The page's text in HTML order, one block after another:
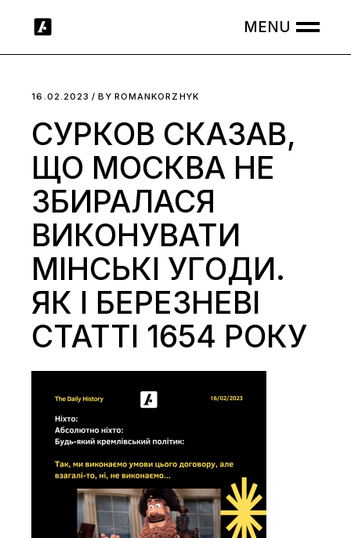
16.02.2023 BY ROMANKORZHYK
СУРКОВ СКАЗАВ,
ЩО МОСКВА НЕ
ЗБИРАЛАСЯ
ВИКОНУВАТИ
МІНСЬКІ УГОДИ.
ЯК І БЕРЕЗНЕВІ
СТАТТІ 1654 РОКУ